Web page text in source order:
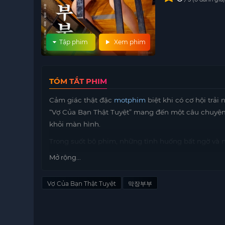
Xem phim
Tập phim
TÓM TẮT PHIM
Cảm giác thật đặc motphim biệt khi có cơ hội trải
“Vợ Của Bạn Thật Tuyệt” mang đến một câu
khỏi màn hình.
Trong suốt bộ phim, những tình huống bất ngờ
không khí hồi hộp và thú vị. Các nhân vật trong
Hãy cùng đón xem “Vợ Của Bạn Thật Tuyệt” để
Mở rộng...
Vợ Của Bạn Thật Tuyệt 막장부부